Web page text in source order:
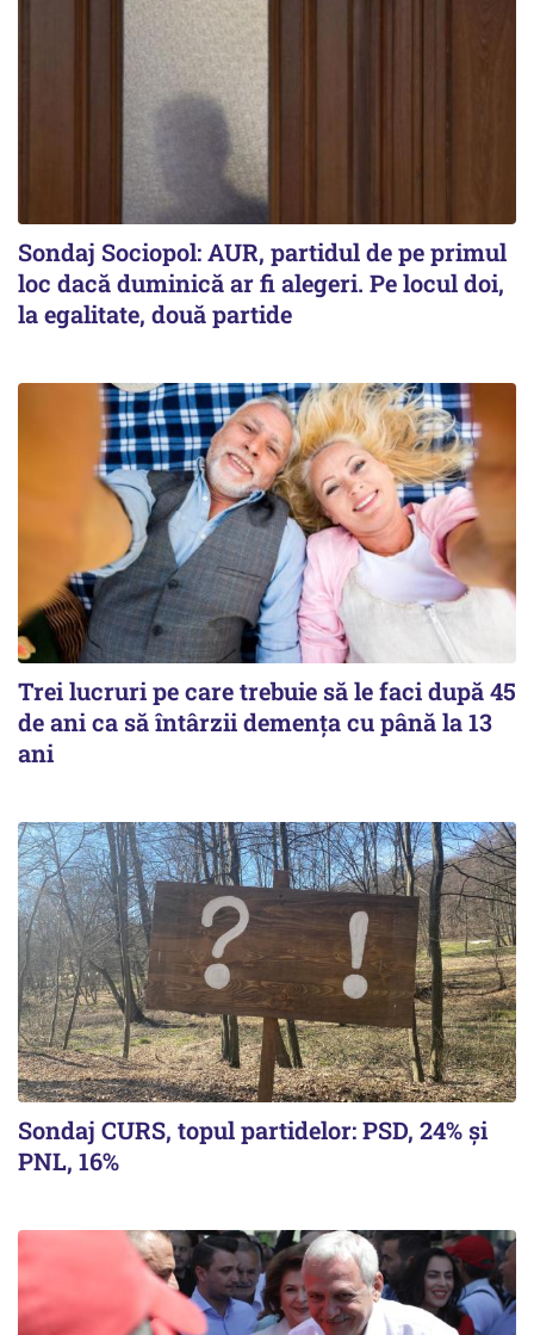
Sondaj Sociopol: AUR, partidul de pe primul
loc dacă duminică ar fi alegeri. Pe locul doi,
la egalitate, două partide
Trei lucruri pe care trebuie să le faci după 45
de ani ca să întârzii demența cu până la 13
ani
Sondaj CURS, topul partidelor: PSD, 24% şi
PNL, 16%